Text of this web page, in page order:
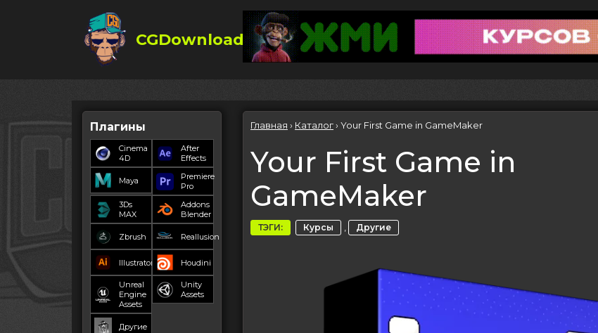
CGDownload
Плагины
Cinema
4D
After
Effects
Maya
Premiere
Pro
3Ds
MAX
Addons
Blender
Zbrush Reallusion
Illustrator Houdini
Unreal
Engine
Assets
Unity
Assets
Другие
Главная › Каталог› Your First Game in GameMaker
Your First Game in
GameMaker
ТЭГИ: Курсы , Другие